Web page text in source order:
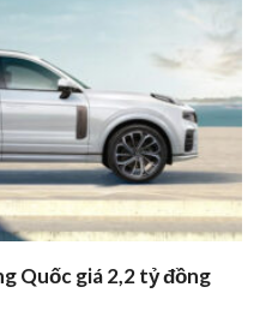
Quốc giá 2,2 tỷ đồng